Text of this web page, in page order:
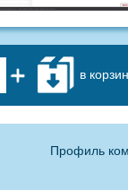
в
Профиль